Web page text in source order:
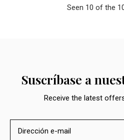
Seen 10 of the
Suscríbase a
Receive the latest